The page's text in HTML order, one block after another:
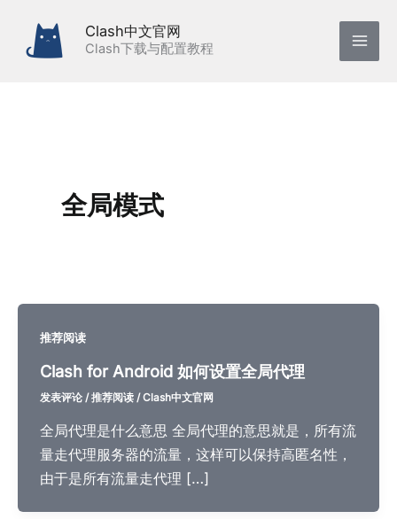
Clash中文官网
Clash下载与配置教程
全局模式
推荐阅读
Clash for Android 如何设置全局代理
发表评论 /推荐阅读/Clash中文官网
全局代理是什么意思 全局代理的意思就是，所有流
量走代理服务器的流量，这样可以保持高匿名性，
由于是所有流量走代理 […]